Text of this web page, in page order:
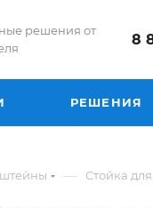
решения от
8
РЕШЕНИЯ
— Стойка